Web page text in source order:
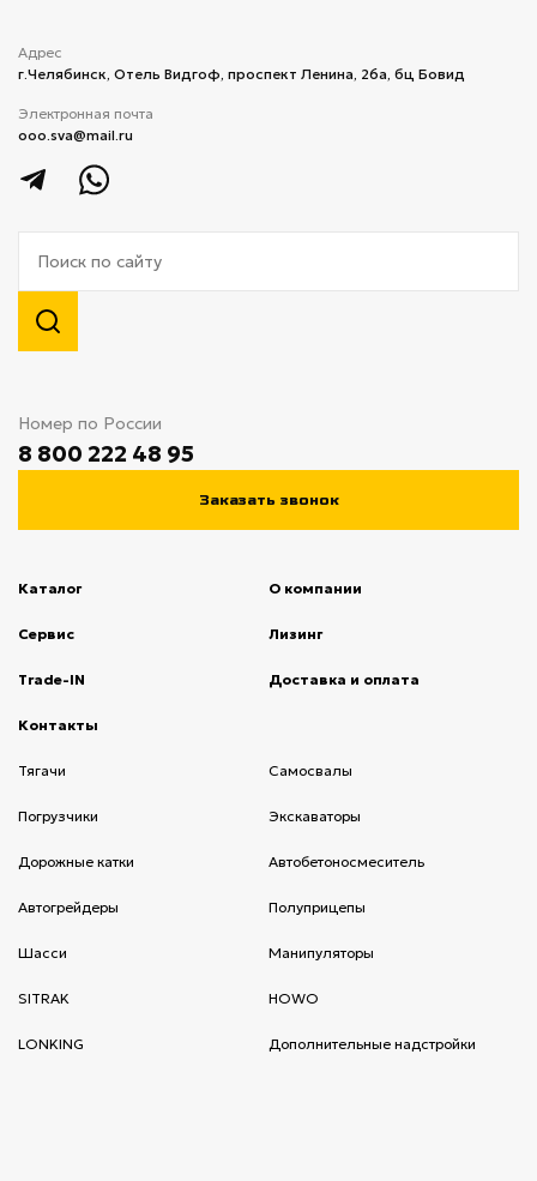
Адрес
г.Челябинск, ​Отель Видгоф, проспект Ленина, 26а, бц Бовид
Электронная почта
ooo.sva@mail.ru
Номер по России
8 800 222 48 95
Заказать звонок
Каталог О компании
Сервис Лизинг(current)
Trade-IN Доставка и оплата
Контакты
Тягачи Cамосвалы
Погрузчики Экскаваторы
Дорожные катки Автобетоносмеситель
Автогрейдеры Полуприцепы
Шасси Манипуляторы
SITRAK HOWO
LONKING Дополнительные надстройки